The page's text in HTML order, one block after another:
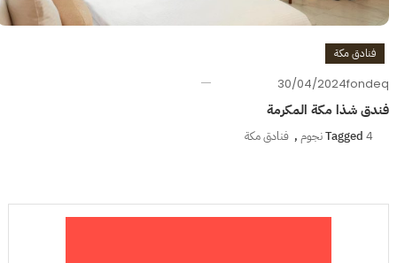
فنادق مكة
30/04/2024fondeq
فندق شذا مكة المكرمة
Tagged 4 نجوم , فنادق مكة